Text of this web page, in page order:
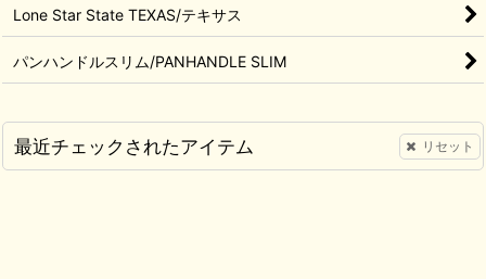
Lone Star State TEXAS/テキサス
パンハンドルスリム/PANHANDLE SLIM
最近チェックされたアイテム リセット